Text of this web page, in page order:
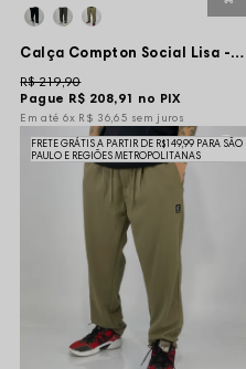
Calça Compton Social Lisa - Cinza Chumbo
Pague R$ 208,91 no PIX
R$ 219,90
6x R$ 36,65 sem juros
FRETE GRÁTIS A PARTIR DE R$149,99 PARA SÃO
PAULO E REGIÕES METROPOLITANAS